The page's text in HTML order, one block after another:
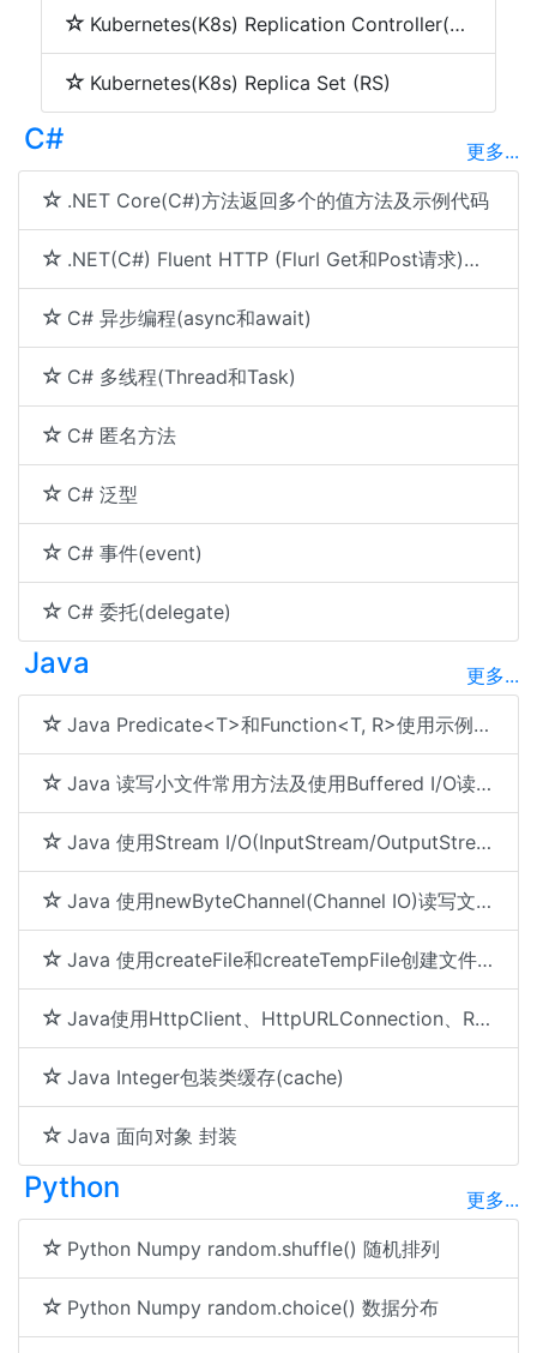
Kubernetes(K8s) Replication Controller(RC)
Kubernetes(K8s) Replica Set (RS)
C# 更多...
.NET Core(C#)方法返回多个的值方法及示例代码
.NET(C#) Fluent HTTP (Flurl Get和Post请求)使用方法及示例代码
C# 异步编程(async和await)
C# 多线程(Thread和Task)
C# 匿名方法
C# 泛型
C# 事件(event)
C# 委托(delegate)
Java 更多...
Java Predicate<T>和Function<T, R>使用示例代码及区别
Java 读写小文件常用方法及使用Buffered I/O读写文本文件
Java 使用Stream I/O(InputStream/OutputStream)读写文件的方法及示例代码
Java 使用newByteChannel(Channel IO)读写文件方法及示例代码
Java 使用createFile和createTempFile创建文件的方法及示例代码
Java使用HttpClient、HttpURLConnection、Request执行Get和Post请求
Java Integer包装类缓存(cache)
Java 面向对象 封装
Python 更多...
Python Numpy random.shuffle() 随机排列
Python Numpy random.choice() 数据分布